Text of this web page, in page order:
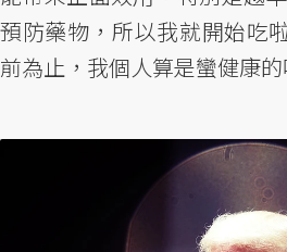
預防藥物，所以我就開始吃
前為止，我個人算是蠻健康的